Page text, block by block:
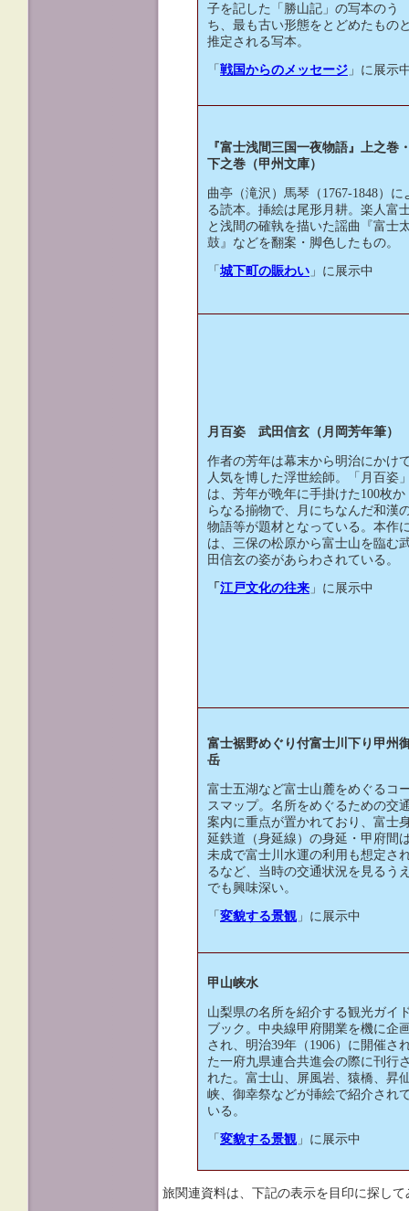
子を記した「勝山記」の写本のう
ち、最も古い形態をとどめたもの
推定される写本。
「 戦国からのメッセージ 」に展示
『富士浅間三国一夜物語』上之巻
下之巻（甲州文庫）
曲亭（滝沢）馬琴（1767-1848）に
る読本。挿絵は尾形月耕。楽人富
と浅間の確執を描いた謡曲『富士
鼓』などを翻案・脚色したもの。
「 城下町の賑わい 」に展示中
月百姿 武田信玄（月岡芳年筆）
作者の芳年は幕末から明治にかけ
人気を博した浮世絵師。「月百姿
は、芳年が晩年に手掛けた100枚か
らなる揃物で、月にちなんだ和漢
物語等が題材となっている。本作
は、三保の松原から富士山を臨む
田信玄の姿があらわされている。
「 江戸文化の往来 」に展示中
富士裾野めぐり付富士川下り甲州
岳
富士五湖など富士山麓をめぐるコ
スマップ。名所をめぐるための交
案内に重点が置かれており、富士
延鉄道（身延線）の身延・甲府間
未成で富士川水運の利用も想定さ
るなど、当時の交通状況を見るう
でも興味深い。
「 変貌する景観 」に展示中
甲山峡水
山梨県の名所を紹介する観光ガイ
ブック。中央線甲府開業を機に企
され、明治39年（1906）に開催さ
た一府九県連合共進会の際に刊行
れた。富士山、屏風岩、猿橋、昇
峡、御幸祭などが挿絵で紹介され
いる。
「 変貌する景観 」に展示中
旅関連資料は、下記の表示を目印に探し